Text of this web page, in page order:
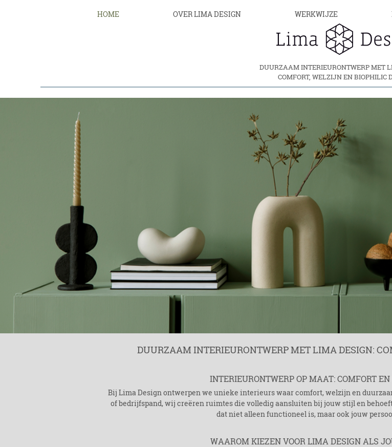
HOME OVER LIMA DESIGN WERKWIJZE
DUURZAAM INTERIEURONTWERP MET
COMFORT, WELZIJN EN BIOPHILIC
DUURZAAM INTERIEURONTWERP MET LIMA DESIGN:
INTERIEURONTWERP OP MAAT: COMFORT
Bij Lima Design ontwerpen we unieke interieurs waar comfort, welzijn en
of bedrijfspand, wij creëren ruimtes die volledig aansluiten bij jouw stijl en
dat niet alleen functioneel is, maar ook jouw
WAAROM KIEZEN VOOR LIMA DESIGN ALS